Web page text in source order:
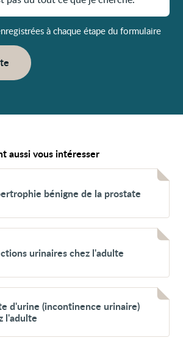
à chaque étape du formulaire
aussi vous intéresser
bénigne de la prostate
urinaires chez l'adulte
d'urine (incontinence urinaire)
l'adulte